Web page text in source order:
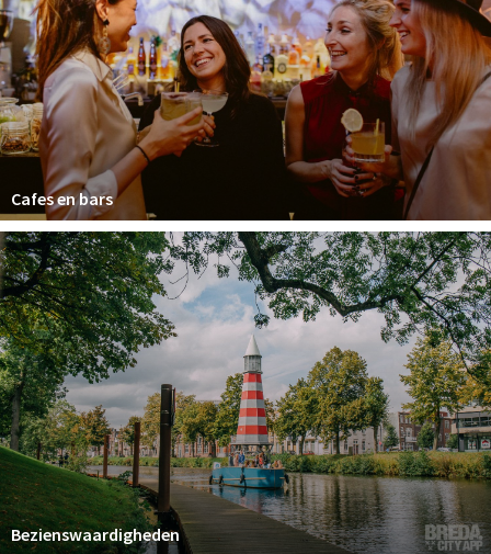
Sport
Privacy
Inloggen
Cafes en bars
Bezienswaardigheden